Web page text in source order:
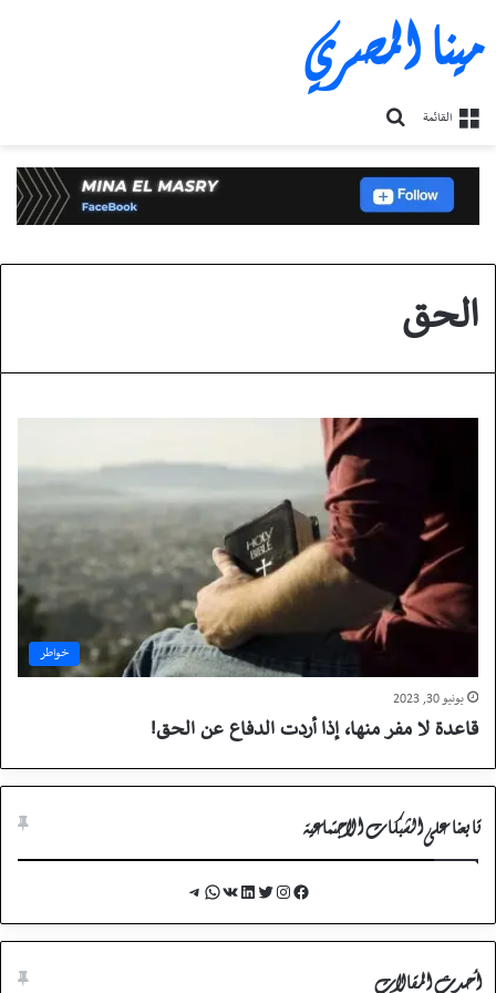
مينا المصري
القائمة
الحق
خواطر
يونيو 30, 2023
قاعدة لا مفر منها، إذا أردت الدفاع عن الحق!
تابعنا على الشبكات الاجتماعية
Facebook
Instagram
Twitter
LinkedIn
VK
WhatsApp
Telegram
أحدث المقالات